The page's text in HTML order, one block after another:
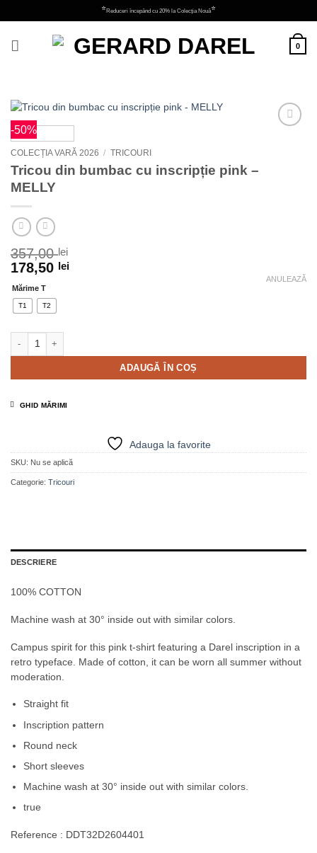
to
⭐Reduceri începând cu 20% la Colecția Nouă⭐
0
-50%
COLECȚIA VARĂ 2026 / TRICOURI
Tricou din bumbac cu inscripție pink –
MELLY
357,00lei
178,50 lei
Mărime T
T1 T2
ANULEAZĂ
ADAUGĂ ÎN COȘ
GHID MĂRIMI
Adauga la favorite
SKU: Nu se aplică
Categorie: Tricouri
DESCRIERE
100% COTTON
Machine wash at 30° inside out with similar colors.
Campus spirit for this pink t-shirt featuring a Darel inscription in a
retro typeface. Made of cotton, it can be worn all summer without
moderation.
Straight fit
Inscription pattern
Round neck
Short sleeves
Machine wash at 30° inside out with similar colors.
true
Reference : DDT32D2604401